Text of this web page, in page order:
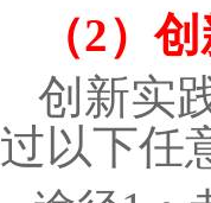
（2）
创新实
过以下任